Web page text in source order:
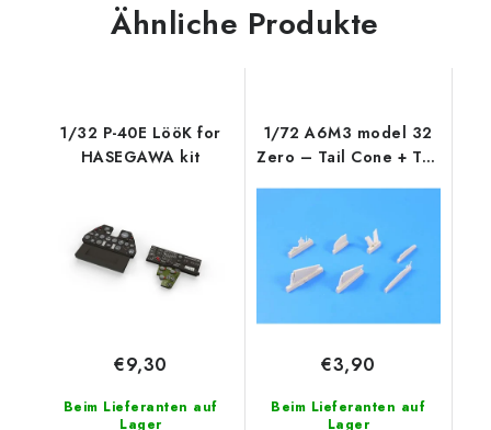
Ähnliche Produkte
1/32 P-40E LööK for
HASEGAWA kit
Beim Lieferanten auf
Lager
€9,30
1/72 A6M3 model 32
Zero – Tail Cone + Tail
Beim Lieferanten auf
Lager
€3,90